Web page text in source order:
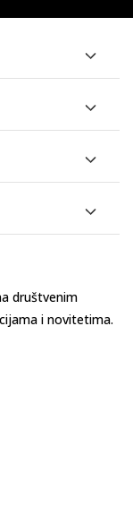
društvenim
i novitetima.